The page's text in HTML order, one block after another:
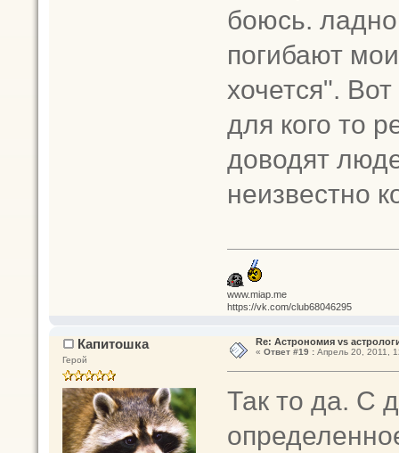
боюсь.
погибают
хочется".
для кого то
доводят
неизвестно
www.miap.me
https://vk.com/club68046295
Капитошка
Герой
Re: Астрономия vs
« Ответ #19 :Апрель 20, 2011,
Так то да. С